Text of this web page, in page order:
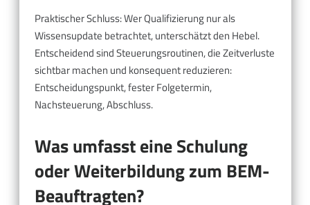
Praktischer Schluss: Wer Qualifizierung nur als
Wissensupdate betrachtet, unterschätzt den Hebel.
Entscheidend sind Steuerungsroutinen, die Zeitverluste
sichtbar machen und konsequent reduzieren:
Entscheidungspunkt, fester Folgetermin,
Nachsteuerung, Abschluss.
Was umfasst eine Schulung
oder Weiterbildung zum BEM-
Beauftragten?